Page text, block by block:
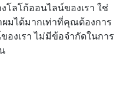
โลโก้ออนไลน์ของเรา ใช่
มได้มากเท่าที่คุณต้องการ
องเรา ไม่มีข้อจำกัดในการ